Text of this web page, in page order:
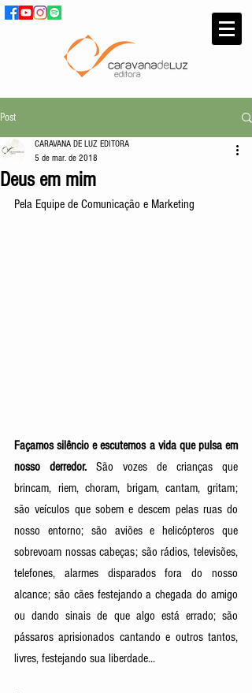
Post
Deus em mim
CARAVANA DE LUZ EDITORA
5 de mar. de 2018
Pela Equipe de Comunicação e Marketing
Façamos silêncio e escutemos a vida que pulsa em
nosso derredor. São vozes de crianças que
brincam, riem, choram, brigam, cantam, gritam;
são veículos que sobem e descem pelas ruas do
nosso entorno; são aviões e helicópteros que
sobrevoam nossas cabeças; são rádios, televisões,
telefones, alarmes disparados fora do nosso
alcance; são cães festejando a chegada do amigo
ou dando sinais de que algo está errado; são
pássaros aprisionados cantando e outros tantos,
livres, festejando sua liberdade...